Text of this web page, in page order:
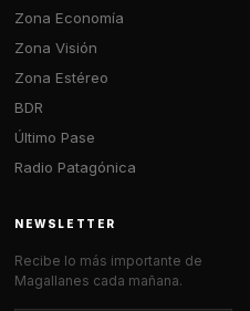
Zona Economía
Zona Visión
Zona Estéreo
BDR
Último Pase
Radio Patagónica
NEWSLETTER
Recibe lo más importante de
Magallanes cada mañana.